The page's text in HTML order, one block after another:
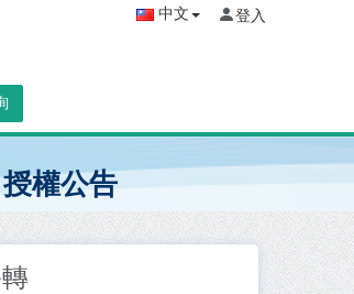
中文 登入
授權公告